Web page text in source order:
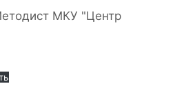
МКУ "Центр